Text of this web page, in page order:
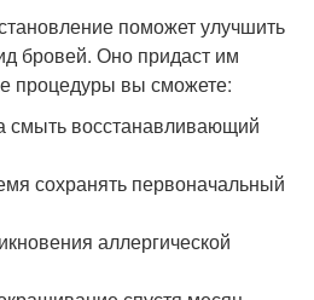
поможет улучшить
бровей. Оно придаст им
процедуры вы сможете:
смыть восстанавливающий
сохранять первоначальный
аллергической